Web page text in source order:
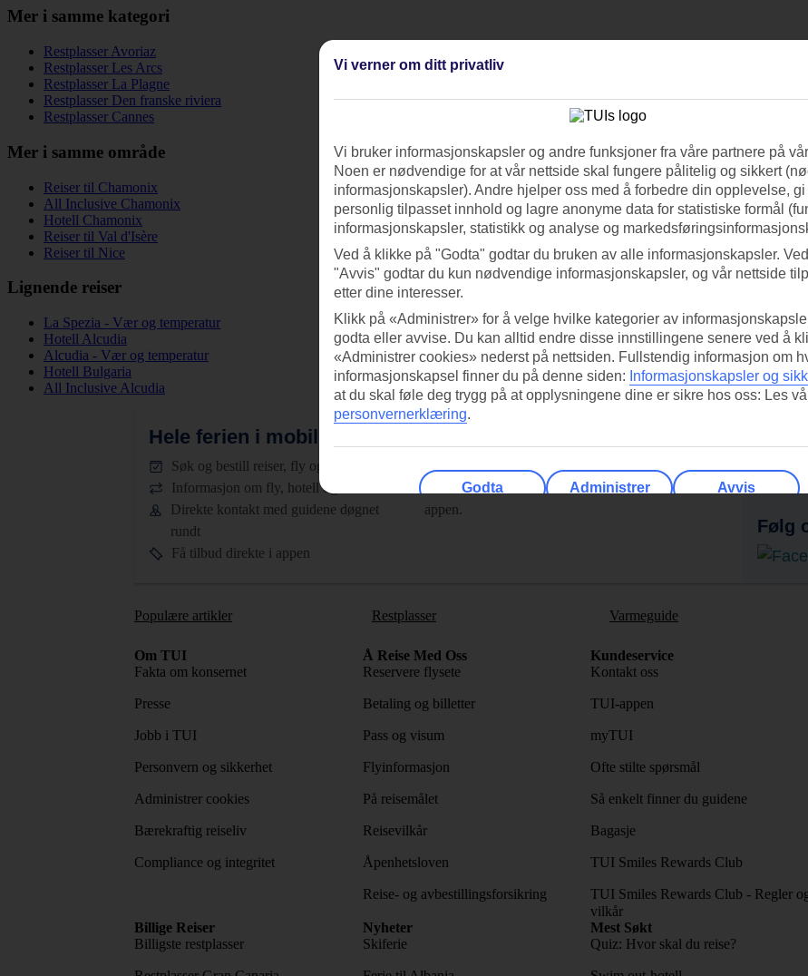
Mer i samme kategori
Restplasser Avoriaz
Restplasser Les Arcs
Restplasser La Plagne
Restplasser Den franske riviera
Restplasser Cannes
Mer i samme område
Reiser til Chamonix
All Inclusive Chamonix
Hotell Chamonix
Reiser til Val d'Isère
Reiser til Nice
Lignende reiser
La Spezia - Vær og temperatur
Hotell Alcudia
Alcudia - Vær og temperatur
Hotell Bulgaria
All Inclusive Alcudia
Hele ferien i mobilen.
Søk og bestill reiser, fly og hotell
Informasjon om fly, hotell og transfer
Direkte kontakt med guidene døgnet
rundt
Få tilbud direkte i appen
mobilkameraet ditt for å laste ned
appen.
Få
Følg
Populære artikler Restplasser Varmeguide
Om TUI
Fakta om konsernet
Presse
Jobb i TUI
Personvern og sikkerhet
Administrer cookies
Bærekraftig reiseliv
Compliance og integritet
Å Reise Med Oss
Reservere flysete
Betaling og billetter
Pass og visum
Flyinformasjon
På reisemålet
Reisevilkår
Åpenhetsloven
Reise- og avbestillingsforsikring
Kundeservice
Kontakt oss
TUI-appen
myTUI
Ofte stilte spørsmål
Så enkelt finner du guidene
Bagasje
TUI Smiles Rewards Club
TUI Smiles Rewards Club - Regler
vilkår
Billige Reiser
Billigste restplasser
Nyheter
Skiferie
Mest Søkt
Quiz: Hvor skal du reise?
Vi verner om ditt privatliv
Vi bruker informasjonskapsler og andre funksjoner fra våre partnere på
Noen er nødvendige for at vår nettside skal fungere pålitelig og sikkert
informasjonskapsler). Andre hjelper oss med å forbedre din opplevelse, gi
personlig tilpasset innhold og lagre anonyme data for statistiske formål
informasjonskapsler, statistikk og analyse og
Ved å klikke på "Godta" godtar du bruken av alle informasjonskapsler.
"Avvis" godtar du kun nødvendige informasjonskapsler, og vår nettside
etter dine interesser.
Klikk på «Administrer» for å velge hvilke kategorier av
godta eller avvise. Du kan alltid endre disse innstillingene senere ved å
«Administrer cookies» nederst på nettsiden. Fullstendig informasjon om
informasjonskapsel finner du på denne siden: Informasjonskapsler og
at du skal føle deg trygg på at opplysningene dine er sikre hos oss: Les
personvernerklæring.
Godta Administrer Avvis